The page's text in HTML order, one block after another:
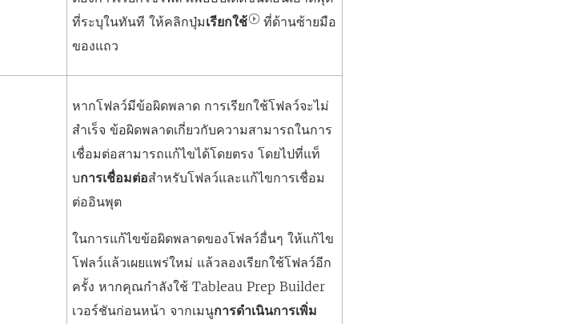
ใ
ห
ม่
)
ที่ระบุในทันที ให้คลิกปุ่มเรียกใช้
ที่ด้านซ้ายมือ
ของแถว
หากโฟลว์มีข้อผิดพลาด การเรียกใช้โฟลว์จะไม่
สำเร็จ ข้อผิดพลาดเกี่ยวกับความสามารถในการ
เชื่อมต่อสามารถแก้ไขได้โดยตรง โดยไปที่แท็
บการเชื่อมต่อสำหรับโฟลว์และแก้ไขการเชื่อม
ต่ออินพุต
ในการแก้ไขข้อผิดพลาดของโฟลว์อื่นๆ ให้แก้ไข
โฟลว์แล้วเผยแพร่ใหม่ แล้วลองเรียกใช้โฟลว์อีก
ครั้ง หากคุณกำลังใช้ Tableau Prep Builder
เวอร์ชันก่อนหน้า จากเมนูการดำเนินการเพิ่ม